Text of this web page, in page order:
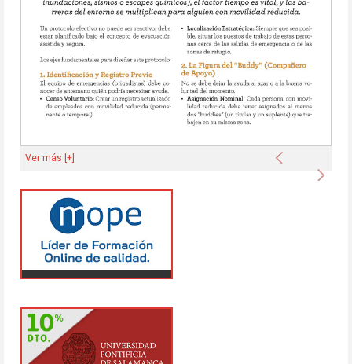
Anterior
Ver más [+]